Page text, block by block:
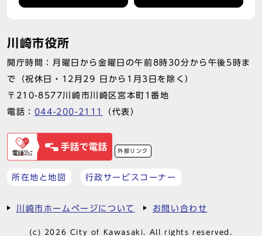
川崎市役所
開庁時間：月曜日から金曜日の午前8時30分から午後5時ま
で（祝休日・12月29 日から1月3日を除く）
〒210-8577川崎市川崎区宮本町1番地
電話： 044-200-2111 （代表）
外部リンク
所在地と地図 行政サービスコーナー
川崎市ホームページについて お問い合わせ
(c) 2026 City of Kawasaki. All rights reserved.